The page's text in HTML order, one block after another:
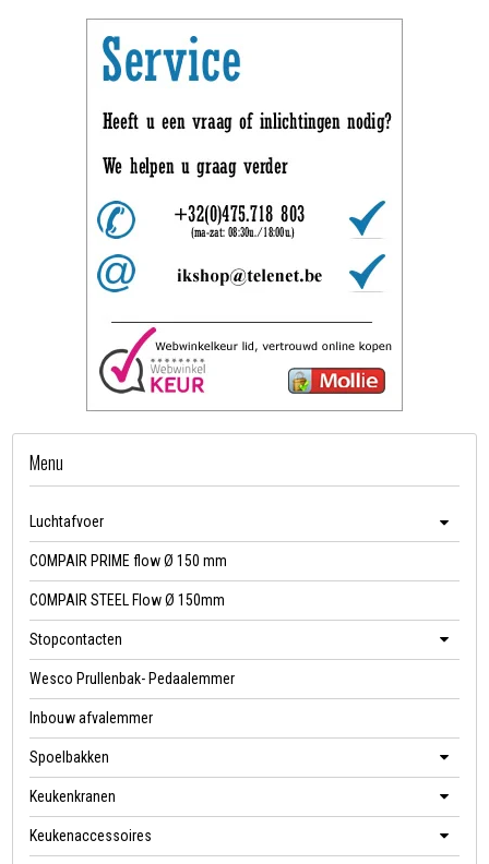
Menu
Luchtafvoer
COMPAIR PRIME flow Ø 150 mm
COMPAIR STEEL Flow Ø 150mm
Stopcontacten
Wesco Prullenbak- Pedaalemmer
Inbouw afvalemmer
Spoelbakken
Keukenkranen
Keukenaccessoires